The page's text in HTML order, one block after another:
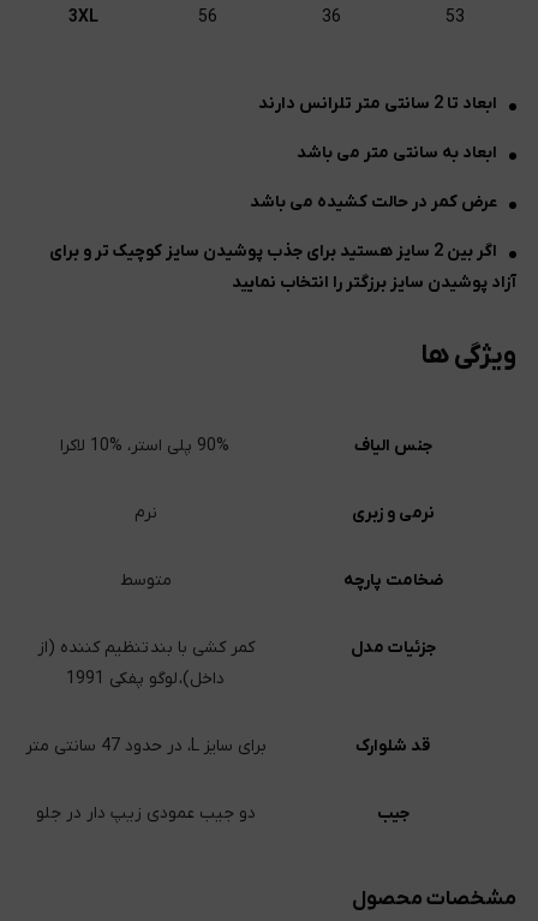
53
36
56
3XL
ابعاد تا 2 سانتی متر تلرانس دارند
ابعاد به سانتی متر می باشد
عرض کمر در حالت کشیده می باشد
اگر بین 2 سایز هستید برای جذب پوشیدن سایز کوچیک تر و برای
آزاد پوشیدن سایز برزگتر را انتخاب نمایید
ویژگی ها
جنس الیاف
نرمی و زبری نرم
ضخامت پارچه متوسط
جزئیات مدل
کمر کشی با بند تنظیم کننده (از
داخل)، لوگو پفکی 1991
قد شلوارک برای سایز L، در حدود 47 سانتی متر
جیب دو جیب عمودی زیپ دار در جلو
مشخصات محصول